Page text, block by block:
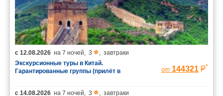
с 12.08.2026 на 7 ночей, 3 , завтраки
Экскурсионные туры в Китай.
Гарантированные группы (прилёт в
от 144321 *
с 14.08.2026 на 7 ночей, 3 , завтраки